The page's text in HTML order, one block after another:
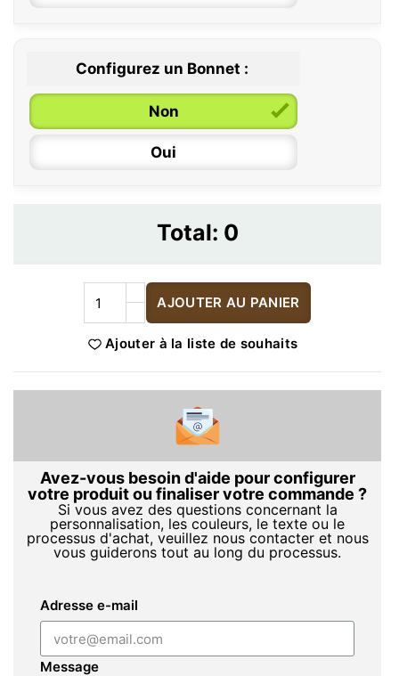
Configurez un Bonnet :
Non
Oui
Total: 0
AJOUTER AU PANIER
Ajouter à la liste de souhaits
Avez-vous besoin d'aide pour configurer
votre produit ou finaliser votre commande ?
Si vous avez des questions concernant la
personnalisation, les couleurs, le texte ou le
processus d'achat, veuillez nous contacter et nous
vous guiderons tout au long du processus.
Adresse e-mail
Message